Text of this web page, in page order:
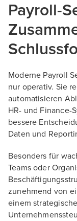
Payroll-
Moderne Payroll
nur operativ. Sie
automatisieren
HR- und Finance-
bessere
Daten und
Besonders für
Teams oder
zunehmend von
einem